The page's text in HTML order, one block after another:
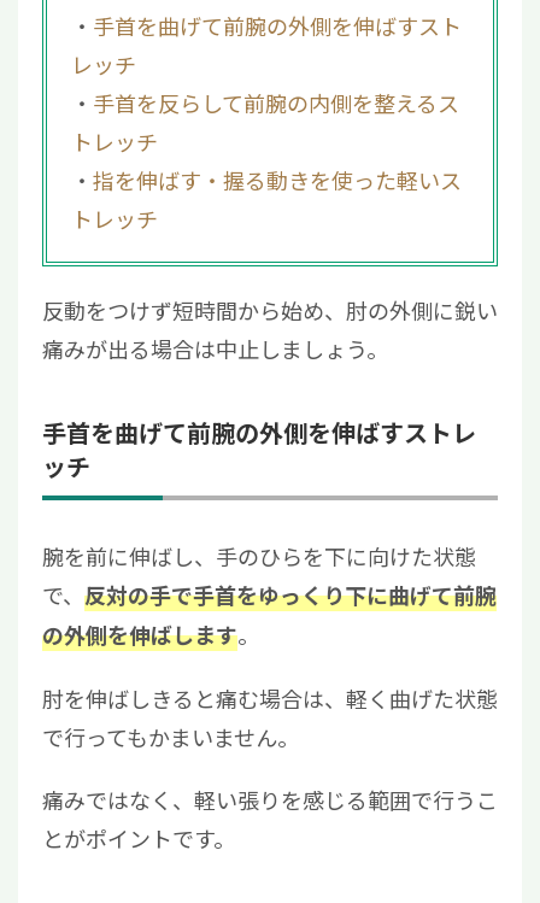
手首を曲げて前腕の外側を伸ばすスト
レッチ
手首を反らして前腕の内側を整えるス
トレッチ
指を伸ばす・握る動きを使った軽いス
トレッチ
反動をつけず短時間から始め、肘の外側に鋭い
痛みが出る場合は中止しましょう。
手首を曲げて前腕の外側を伸ばすストレ
ッチ
腕を前に伸ばし、手のひらを下に向けた状態
で、 反対の手で手首をゆっくり下に曲げて前腕
の外側を伸ばします。
肘を伸ばしきると痛む場合は、軽く曲げた状態
で行ってもかまいません。
痛みではなく、軽い張りを感じる範囲で行うこ
とがポイントです。